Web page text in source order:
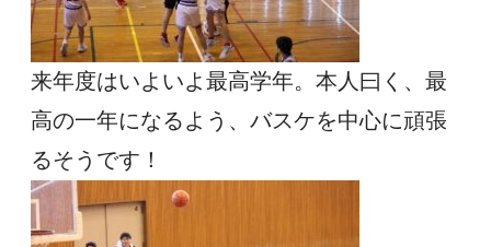
来年度はいよいよ最高学年。本人曰く、最
高の一年になるよう、バスケを中心に頑張
るそうです！